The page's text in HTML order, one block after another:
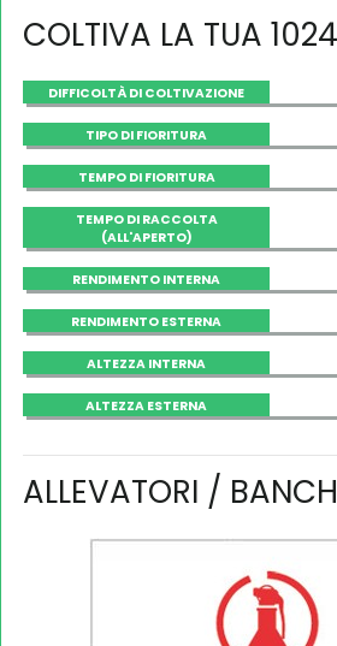
COLTIVA LA TUA 1024
DIFFICOLTÀ DI COLTIVAZIONE
TIPO DI FIORITURA
TEMPO DI FIORITURA
TEMPO DI RACCOLTA
(ALL'APERTO)
RENDIMENTO INTERNA
RENDIMENTO ESTERNA
ALTEZZA INTERNA
ALTEZZA ESTERNA
ALLEVATORI /